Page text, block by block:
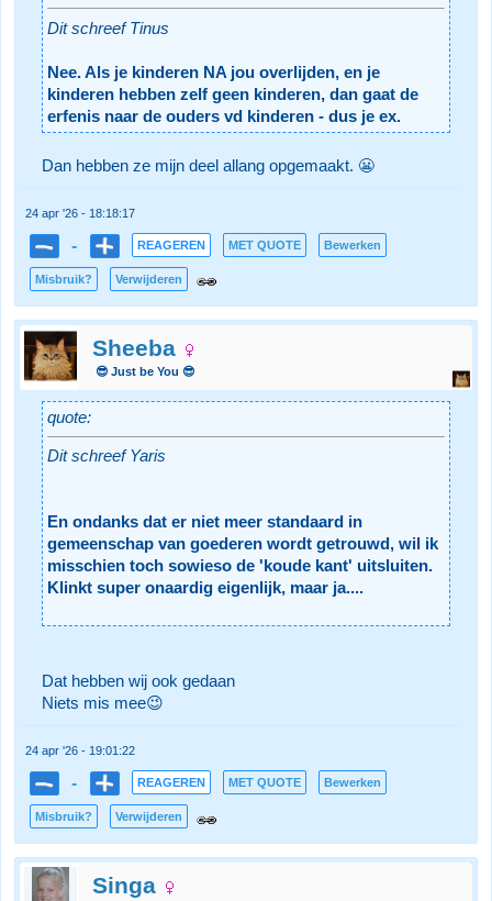
Dit schreef Tinus
Nee. Als je kinderen NA jou overlijden, en je
kinderen hebben zelf geen kinderen, dan gaat de
erfenis naar de ouders vd kinderen - dus je ex.
Dan hebben ze mijn deel allang opgemaakt. 😬
24 apr '26 - 18:18:17
- REAGEREN MET QUOTE Bewerken
Misbruik? Verwijderen
Sheeba
😎 Just be You 😎
quote:
Dit schreef Yaris
En ondanks dat er niet meer standaard in
gemeenschap van goederen wordt getrouwd, wil ik
misschien toch sowieso de 'koude kant' uitsluiten.
Klinkt super onaardig eigenlijk, maar ja....
Dat hebben wij ook gedaan
Niets mis mee😉
24 apr '26 - 19:01:22
- REAGEREN MET QUOTE Bewerken
Misbruik? Verwijderen
Singa